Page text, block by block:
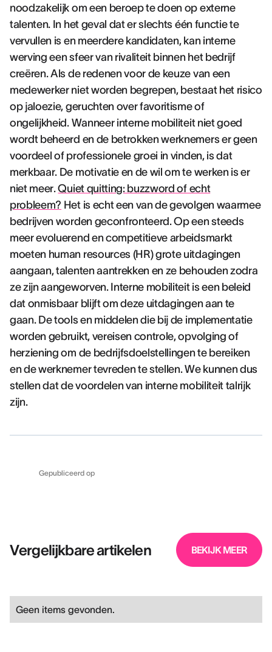
noodzakelijk om een beroep te doen op externe
talenten. In het geval dat er slechts één functie te
vervullen is en meerdere kandidaten, kan interne
werving een sfeer van rivaliteit binnen het bedrijf
creëren. Als de redenen voor de keuze van een
medewerker niet worden begrepen, bestaat het risico
op jaloezie, geruchten over favoritisme of
ongelijkheid. Wanneer interne mobiliteit niet goed
wordt beheerd en de betrokken werknemers er geen
voordeel of professionele groei in vinden, is dat
merkbaar. De motivatie en de wil om te werken is er
niet meer.Quiet quitting: buzzword of echt
probleem? Het is echt een van de gevolgen waarmee
bedrijven worden geconfronteerd. Op een steeds
meer evoluerend en competitieve arbeidsmarkt
moeten human resources (HR) grote uitdagingen
aangaan, talenten aantrekken en ze behouden zodra
ze zijn aangeworven. Interne mobiliteit is een beleid
dat onmisbaar blijft om deze uitdagingen aan te
gaan. De tools en middelen die bij de implementatie
worden gebruikt, vereisen controle, opvolging of
herziening om de bedrijfsdoelstellingen te bereiken
en de werknemer tevreden te stellen. We kunnen dus
stellen dat de voordelen van interne mobiliteit talrijk
zijn.
Gepubliceerd op
Vergelijkbare artikelen BEKIJK MEER
Geen items gevonden.